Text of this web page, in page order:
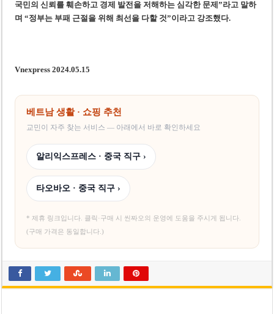
국민의 신뢰를 훼손하고 경제 발전을 저해하는 심각한 문제”라고 말하
며 “정부는 부패 근절을 위해 최선을 다할 것”이라고 강조했다.
Vnexpress 2024.05.15
베트남 생활 · 쇼핑 추천
교민이 자주 찾는 서비스 — 아래에서 바로 확인하세요
알리익스프레스 · 중국 직구 ›
타오바오 · 중국 직구 ›
* 제휴 링크입니다. 클릭·구매 시 씬짜오의 운영에 도움을 주시게 됩니다.
(구매 가격은 동일합니다.)